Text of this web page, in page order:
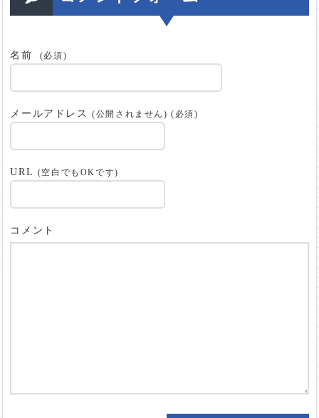
名前 (必須)
メールアドレス(公開されません) (必須)
URL (空白でもOKです)
コメント